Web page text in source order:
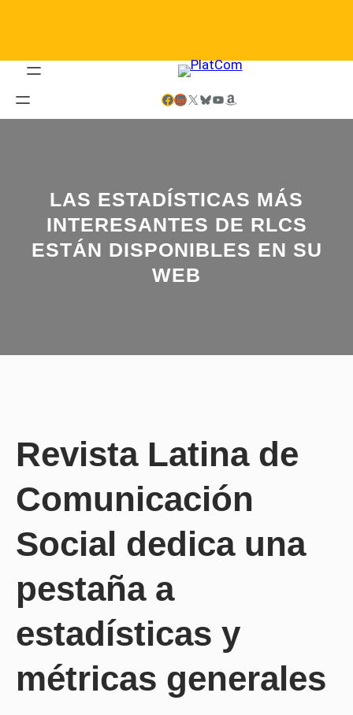
Facebook LinkedIn X Bluesky YouTube Amazon
LAS ESTADÍSTICAS MÁS
INTERESANTES DE RLCS
ESTÁN DISPONIBLES EN SU
WEB
Revista Latina de
Comunicación
Social dedica una
pestaña a
estadísticas y
métricas generales